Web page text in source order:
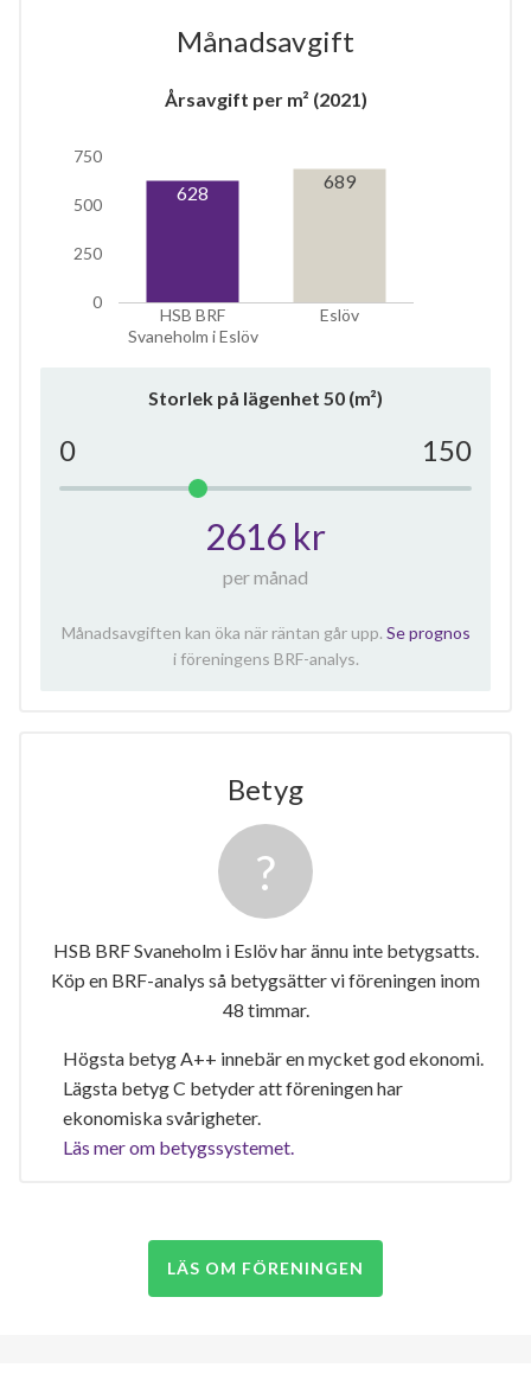
6
lägenheter
Månadsavgift
Årsavgift per m² (2021)
HSB BRF
Svaneholm i Eslöv
Eslöv
0
250
500
750
628
689
Storlek på lägenhet 50 (m²)
0 150
2616 kr
per månad
Månadsavgiften kan öka när räntan går upp. Se prognos
i föreningens BRF-analys.
Betyg
HSB BRF Svaneholm i Eslöv har ännu inte betygsatts.
Köp en BRF-analys så betygsätter vi föreningen inom
48 timmar.
Högsta betyg A++ innebär en mycket god ekonomi.
Lägsta betyg C betyder att föreningen har
ekonomiska svårigheter.
Läs mer om betygssystemet.
LÄS OM FÖRENINGEN